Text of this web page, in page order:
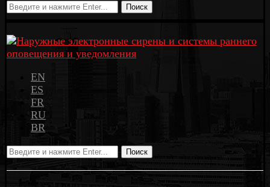
Поиск
EN
ES
FR
RU
BR
Поиск